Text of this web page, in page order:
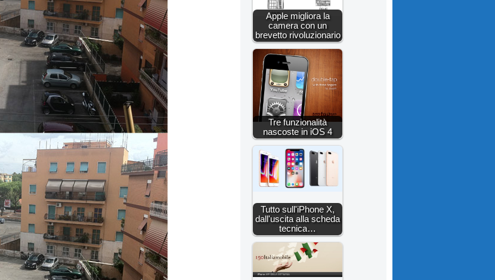
Apple migliora la
camera con un
brevetto rivoluzionario
Tre funzionalità
nascoste in iOS 4
Tutto sull'iPhone X,
dall'uscita alla scheda
tecnica…